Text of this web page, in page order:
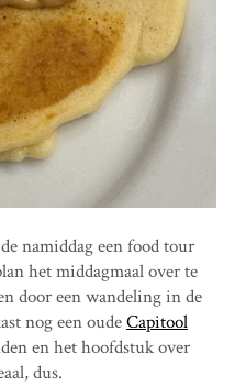
namiddag een food tour
het middagmaal over te
door een wandeling in de
nog een oudeCapitool
en het hoofdstuk over
dus.